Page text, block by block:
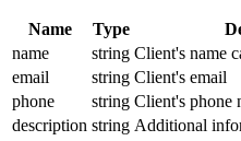
Name Type
name
string Client's name
email
string Client's email
phone
string Client's phone
description string Additional